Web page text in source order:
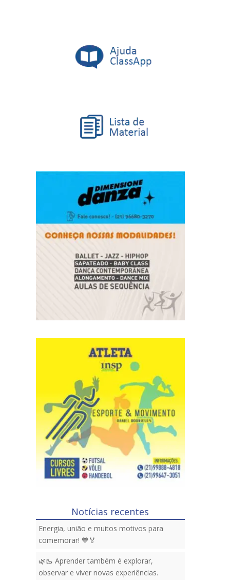
Notícias recentes
Energia, união e muitos motivos para
comemorar! 💙🏅
🌿🥾 Aprender também é explorar,
observar e viver novas experiências.